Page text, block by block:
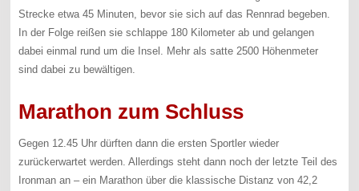
Strecke etwa 45 Minuten, bevor sie sich auf das Rennrad begeben.
In der Folge reißen sie schlappe 180 Kilometer ab und gelangen
dabei einmal rund um die Insel. Mehr als satte 2500 Höhenmeter
sind dabei zu bewältigen.
Marathon zum Schluss
Gegen 12.45 Uhr dürften dann die ersten Sportler wieder
zurückerwartet werden. Allerdings steht dann noch der letzte Teil des
Ironman an – ein Marathon über die klassische Distanz von 42,2